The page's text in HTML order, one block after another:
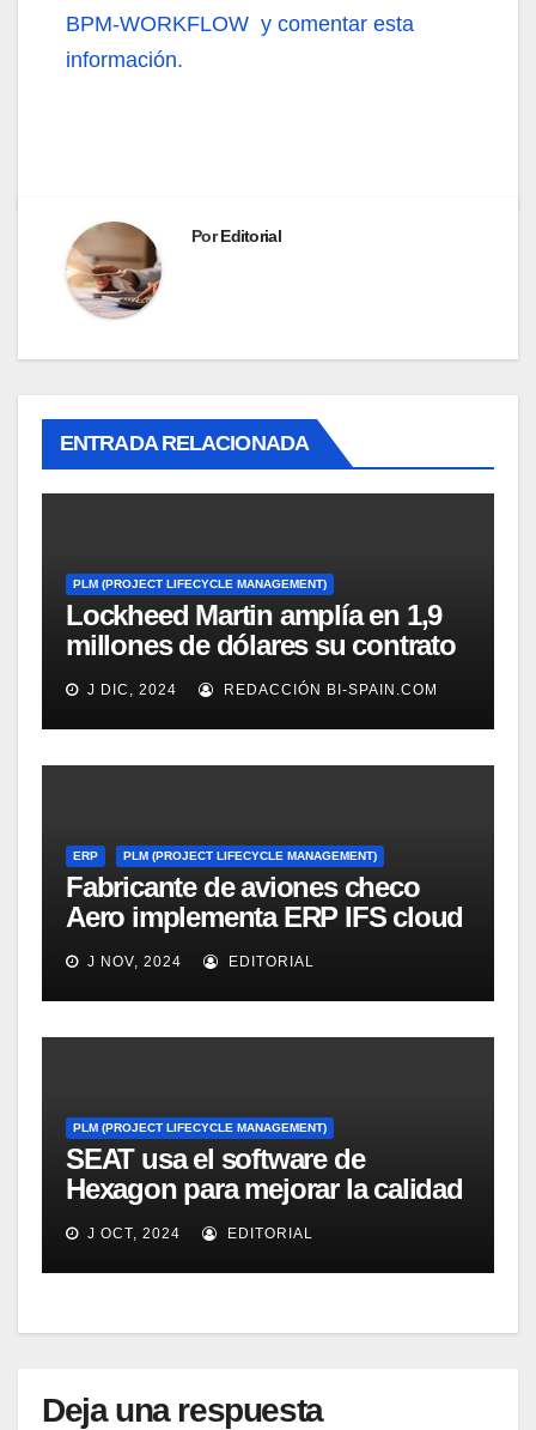
BPM-WORKFLOW y comentar esta
información.
PorEditorial
ENTRADA RELACIONADA
PLM (PROJECT LIFECYCLE MANAGEMENT)
Lockheed Martin amplía en 1,9
millones de dólares su contrato
con el software PLM de Jotne
J DIC, 2024 REDACCIÓN BI-SPAIN.COM
ERP PLM (PROJECT LIFECYCLE MANAGEMENT)
Fabricante de aviones checo
Aero implementa ERP IFS cloud
integrado con Siemens PLM
Teamcenter
J NOV, 2024 EDITORIAL
PLM (PROJECT LIFECYCLE MANAGEMENT)
SEAT usa el software de
Hexagon para mejorar la calidad
de su fabricación
J OCT, 2024 EDITORIAL
Deja una respuesta